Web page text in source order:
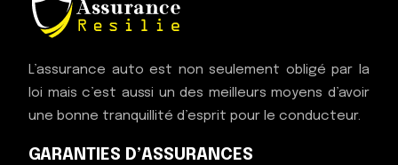
L’assurance auto est non seulement obligé par la
loi mais c’est aussi un des meilleurs moyens d’avoir
une bonne tranquillité d’esprit pour le conducteur.
GARANTIES D’ASSURANCES